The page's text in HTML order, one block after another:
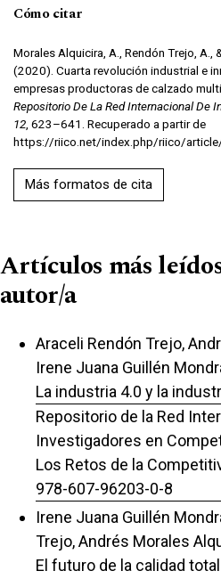
Cómo citar
Morales Alquicira, A., Rendón Trejo, A.,
(2020). Cuarta revolución industrial e
empresas productoras de calzado
Repositorio De La Red Internacional De
12 , 623–641. Recuperado a partir de
https://riico.net/index.php/riico/
Más formatos de cita
Artículos más
autor/a
Araceli Rendón Trejo,
Irene Juana Guillén
La industria 4.0 y la
Repositorio de la Red
Investigadores en
Los Retos de la
978-607-96203-0-8
Irene Juana Guillén
Trejo, Andrés Morales
El futuro de la calidad